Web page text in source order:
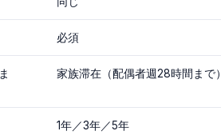
必須
家族滞在（配偶者週28時間まで）
1年／3年／5年